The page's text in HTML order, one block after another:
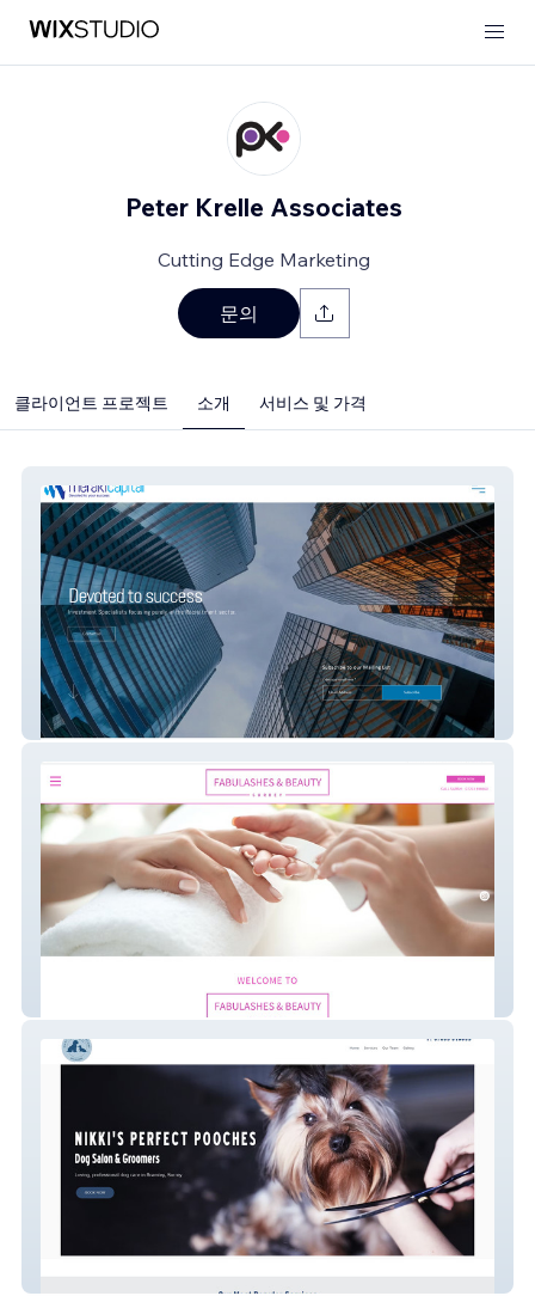
Peter Krelle Associates
Cutting Edge Marketing
문의
클라이언트 프로젝트 소개 서비스 및 가격
Meraki Capital
Nikkis Perfect Pooches